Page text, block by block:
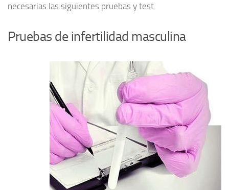
necesarias las siguientes pruebas y test.
Pruebas de infertilidad masculina